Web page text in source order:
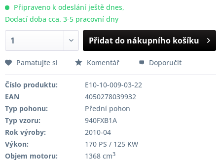
Připraveno k odeslání ještě dnes,
Dodací doba cca. 3-5 pracovní dny
Přidat do nákupního košíku
Pamatujte si Komentář Doporučit
Číslo produktu:
E10-10-009-03-22
EAN
4050278039932
Typ pohonu:
Přední pohon
Typ vzoru:
940FXB1A
Rok výroby:
2010-04
Výkon:
170 PS / 125 KW
Objem motoru:
1368 cm3